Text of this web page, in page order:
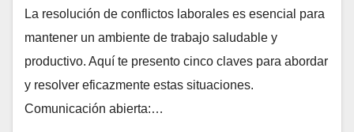
La resolución de conflictos laborales es esencial para
mantener un ambiente de trabajo saludable y
productivo. Aquí te presento cinco claves para abordar
y resolver eficazmente estas situaciones.
Comunicación abierta:…